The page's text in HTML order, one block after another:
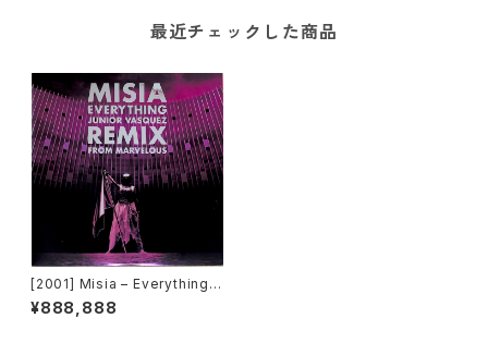
最近チェックした商品
[2001] Misia – Everything
(Junior Vasquez Remix Fro
m Marvelous)
¥888,888